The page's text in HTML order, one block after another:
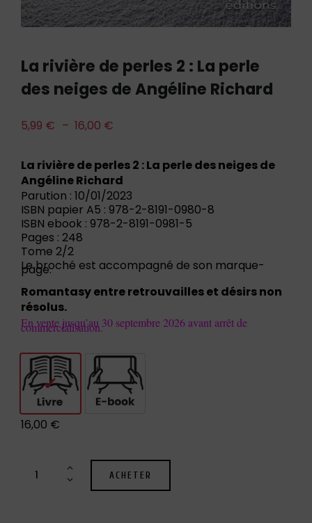
La rivière de perles 2 : La perle
des neiges de Angéline Richard
5,99 € – 16,00 €
La rivière de perles 2 : La perle des neiges de
Angéline Richard
Parution : 10/01/2023
ISBN papier A5 : 978-2-8191-0980-8
ISBN ebook : 978-2-8191-0981-5
Pages : 248
Tome 2/2
Le broché est accompagné de son marque-
page.
Romantasy entre retrouvailles et désirs non
résolus.
En vente jusqu’au 30 septembre 2026 avant arrêt de
commercialisation.
Livre E-book
16,00 €
ACHETER